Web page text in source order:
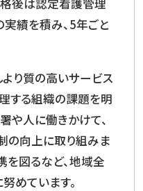
後は認定看護管理
績を積み、5年ごと
り質の高いサービス
する組織の課題を明
や人に働きかけて、
の向上に取り組みま
を図るなど、地域全
めています。